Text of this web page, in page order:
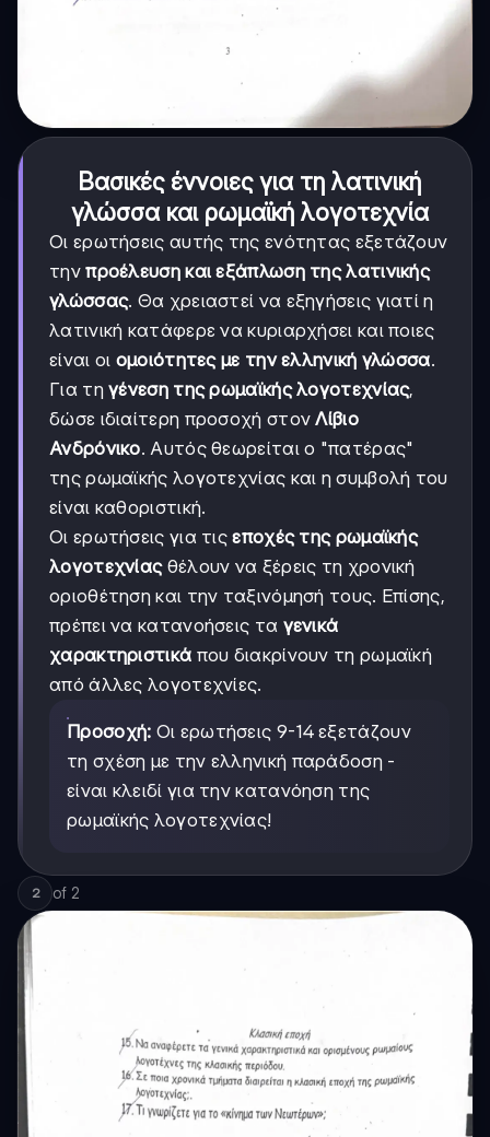
Βασικές έννοιες για τη λατινική
γλώσσα και ρωμαϊκή λογοτεχνία
Οι ερωτήσεις αυτής της ενότητας εξετάζουν
τηνπροέλευση και εξάπλωση της λατινικής
γλώσσας. Θα χρειαστεί να εξηγήσεις γιατί η
λατινική κατάφερε να κυριαρχήσει και ποιες
είναι οι ομοιότητες με την ελληνική γλώσσα.
Για τηγένεση της ρωμαϊκής λογοτεχνίας,
δώσε ιδιαίτερη προσοχή στονΛίβιο
Ανδρόνικο. Αυτός θεωρείται ο "πατέρας"
της ρωμαϊκής λογοτεχνίας και η συμβολή του
είναι καθοριστική.
Οι ερωτήσεις για τιςεποχές της ρωμαϊκής
λογοτεχνίαςθέλουν να ξέρεις τη χρονική
οριοθέτηση και την ταξινόμησή τους. Επίσης,
πρέπει να κατανοήσεις τα γενικά
χαρακτηριστικά που διακρίνουν τη ρωμαϊκή
από άλλες λογοτεχνίες.
Προσοχή: Οι ερωτήσεις 9-14 εξετάζουν
τη σχέση με την ελληνική παράδοση -
είναι κλειδί για την κατανόηση της
ρωμαϊκής λογοτεχνίας!
2 of 2